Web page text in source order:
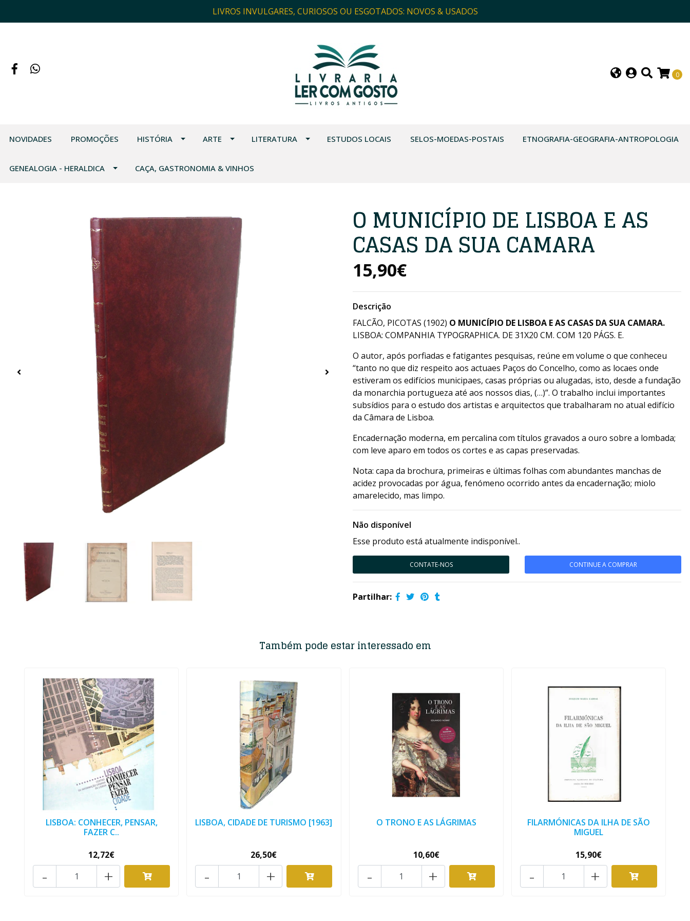
LIVROS INVULGARES, CURIOSOS OU ESGOTADOS: NOVOS & USADOS
0
NOVIDADES PROMOÇÕES HISTÓRIA ARTE LITERATURA ESTUDOS LOCAIS SELOS-MOEDAS-POSTAIS ETNOGRAFIA-GEOGRAFIA-ANTROPOLOGIA
GENEALOGIA - HERALDICA CAÇA, GASTRONOMIA & VINHOS
O MUNICÍPIO DE LISBOA E AS
CASAS DA SUA CAMARA
15,90€
Descrição
FALCÃO, PICOTAS (1902) O MUNICÍPIO DE LISBOA E AS CASAS DA SUA CAMARA.
LISBOA: COMPANHIA TYPOGRAPHICA. DE 31X20 CM. COM 120 PÁGS. E.
O autor, após porfiadas e fatigantes pesquisas, reúne em volume o que conheceu
“tanto no que diz respeito aos actuaes Paços do Concelho, como as locaes onde
estiveram os edifícios municipaes, casas próprias ou alugadas, isto, desde a fundação
da monarchia portugueza até aos nossos dias, (…)”. O trabalho inclui importantes
subsídios para o estudo dos artistas e arquitectos que trabalharam no atual edifício
da Câmara de Lisboa.
Encadernação moderna, em percalina com títulos gravados a ouro sobre a lombada;
com leve aparo em todos os cortes e as capas preservadas.
Nota: capa da brochura, primeiras e últimas folhas com abundantes manchas de
acidez provocadas por água, fenómeno ocorrido antes da encadernação; miolo
amarelecido, mas limpo.
Não disponível
Esse produto está atualmente indisponível..
CONTATE-NOS CONTINUE A COMPRAR
Partilhar:
Também pode estar interessado em
LISBOA: CONHECER, PENSAR,
FAZER C..
12,72€
+
-
LISBOA, CIDADE DE TURISMO [1963]
26,50€
+
-
O TRONO E AS LÁGRIMAS
10,60€
+
-
FILARMÓNICAS DA ILHA DE SÃO
MIGUEL
15,90€
+
-